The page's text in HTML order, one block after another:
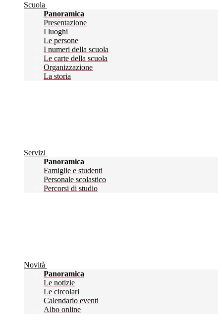
Scuola
Panoramica
Presentazione
I luoghi
Le persone
I numeri della scuola
Le carte della scuola
Organizzazione
La storia
Servizi
Panoramica
Famiglie e studenti
Personale scolastico
Percorsi di studio
Novità
Panoramica
Le notizie
Le circolari
Calendario eventi
Albo online